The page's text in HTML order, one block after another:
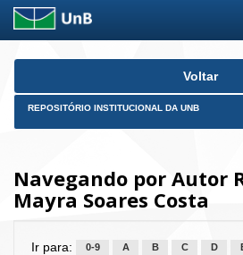
Skip
Voltar
REPOSITÓRIO INSTITUCIONAL DA UNB
Navegando por Autor
Mayra Soares Costa
Ir para: 0-9 A B C D